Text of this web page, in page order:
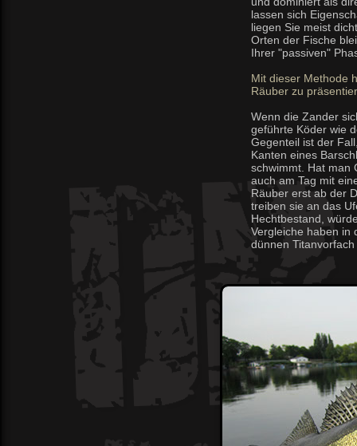
lassen sich
liegen Sie meist
Orten der Fische
Ihrer "passiven"
Mit dieser Methode
Räuber zu
Wenn die Zander
geführte Köder wie
Gegenteil ist der
Kanten eines
schwimmt. Hat man
auch am Tag mit
Räuber erst ab der
treiben sie an das
Hechtbestand,
Vergleiche haben in
dünnen